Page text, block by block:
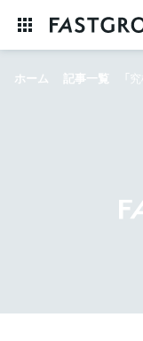
ホーム 記事一覧